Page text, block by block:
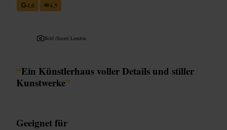
4,6
4,5
Bild /Secret London
“Ein Künstlerhaus voller Details und stiller
Kunstwerke”
Geeignet für